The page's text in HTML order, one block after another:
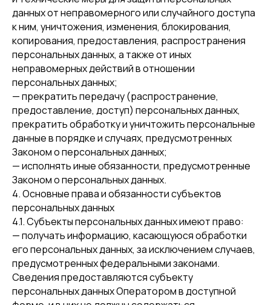
данных от неправомерного или случайного доступа
к ним, уничтожения, изменения, блокирования,
копирования, предоставления, распространения
персональных данных, а также от иных
неправомерных действий в отношении
персональных данных;
— прекратить передачу (распространение,
предоставление, доступ) персональных данных,
прекратить обработку и уничтожить персональные
данные в порядке и случаях, предусмотренных
Законом о персональных данных;
— исполнять иные обязанности, предусмотренные
Законом о персональных данных.
4. Основные права и обязанности субъектов
персональных данных
4.1. Субъекты персональных данных имеют право:
— получать информацию, касающуюся обработки
его персональных данных, за исключением случаев,
предусмотренных федеральными законами.
Сведения предоставляются субъекту
персональных данных Оператором в доступной